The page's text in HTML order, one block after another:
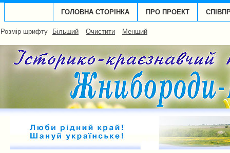
ГОЛОВНА СТОРІНКА ПРО ПРОЕКТ
Розмір шрифту Більший Очистити Менший